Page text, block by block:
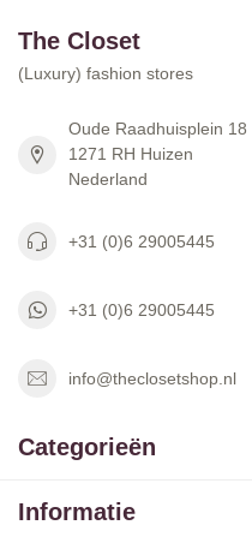
The Closet
(Luxury) fashion stores
Oude Raadhuisplein 18
1271 RH Huizen
Nederland
+31 (0)6 29005445
+31 (0)6 29005445
info@theclosetshop.nl
Categorieën
Informatie